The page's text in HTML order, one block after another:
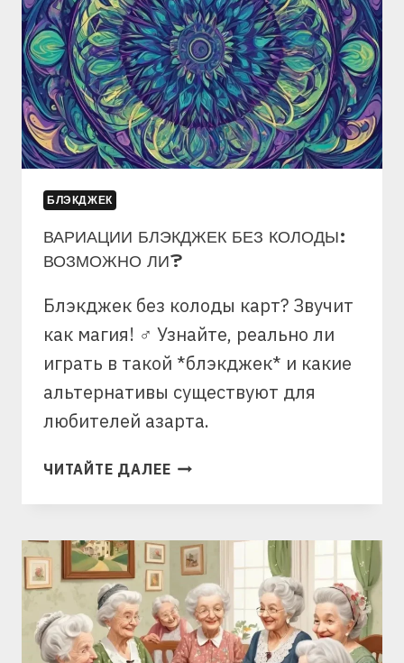
РУКАМИ
БЛЭКДЖЕК
ВАРИАЦИИ БЛЭКДЖЕК БЕЗ КОЛОДЫ:
ВОЗМОЖНО ЛИ?
Блэкджек без колоды карт? Звучит
как магия! ♂ Узнайте, реально ли
играть в такой *блэкджек* и какие
альтернативы существуют для
любителей азарта.
ЧИТАЙТЕ ДАЛЕЕВАРИАЦИИ
БЕЗ
ВОЗМОЖНО
ЛИ?